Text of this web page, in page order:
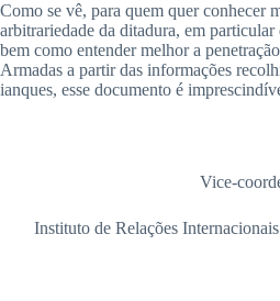
Como se vê, para quem quer conhecer
arbitrariedade da ditadura, em
bem como entender melhor a
Armadas a partir das informações
ianques, esse documento é
Vice-
Instituto de Relações